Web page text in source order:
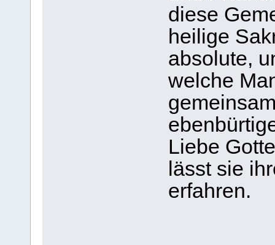
diese
heilige
absolute,
welche
Liebe
lässt sie
erfahren.